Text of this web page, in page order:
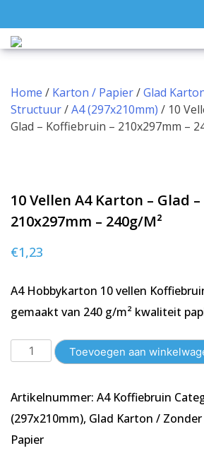
to
content
Home / Karton / Papier/Glad
Structuur/A4 (297x210mm) / 10
Glad – Koffiebruin – 210x297mm –
10 Vellen A4 Karton – Glad
210x297mm – 240g/m²
€1,23
A4 Hobbykarton 10 vellen
gemaakt van 240 g/m² kwaliteit
Vellen
Karton
-
Glad
-
Toevoegen aan
Artikelnummer: A4 Koffiebruin
(297x210mm), Glad Karton /
Papier